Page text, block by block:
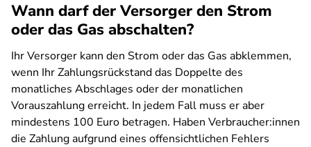
Wann darf der Versorger den Strom
oder das Gas abschalten?
Ihr Versorger kann den Strom oder das Gas abklemmen,
wenn Ihr Zahlungsrückstand das Doppelte des
monatliches Abschlages oder der monatlichen
Vorauszahlung erreicht. In jedem Fall muss er aber
mindestens 100 Euro betragen. Haben Verbraucher:innen
die Zahlung aufgrund eines offensichtlichen Fehlers